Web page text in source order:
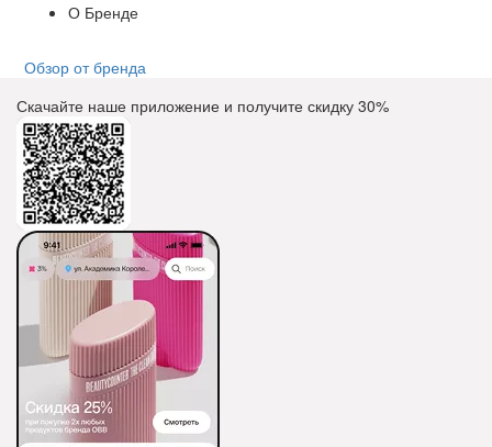
О Бренде
Обзор от бренда
Скачайте наше приложение и получите скидку 30%